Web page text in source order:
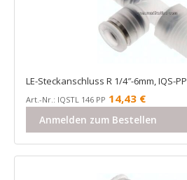
LE-Steckanschluss R 1/4″-6mm, IQS-PP
Art.-Nr.: IQSTL 146 PP 14,43 €
Anmelden zum Bestellen